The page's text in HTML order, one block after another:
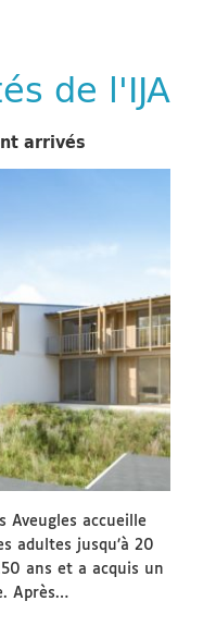
de l'IJA
arrivés
Aveugles accueille
adultes jusqu’à 20
ans et a acquis un
Après…